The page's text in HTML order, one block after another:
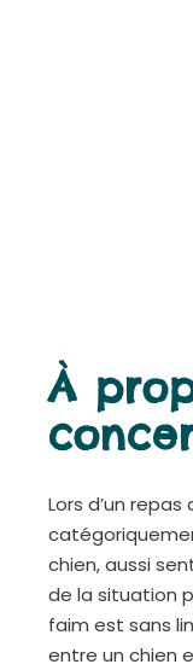
À
Lors d’un
chien, aussi
de la situation
faim est sans
entre un chien